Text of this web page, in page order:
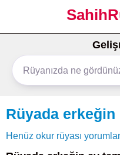
Rüyada
Henüz okur rüyası